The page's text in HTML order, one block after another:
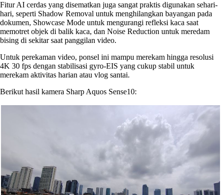
Fitur AI cerdas yang disematkan juga sangat praktis digunakan sehari-
hari, seperti Shadow Removal untuk menghilangkan bayangan pada
dokumen, Showcase Mode untuk mengurangi refleksi kaca saat
memotret objek di balik kaca, dan Noise Reduction untuk meredam
bising di sekitar saat panggilan video.
Untuk perekaman video, ponsel ini mampu merekam hingga resolusi
4K 30 fps dengan stabilisasi gyro-EIS yang cukup stabil untuk
merekam aktivitas harian atau vlog santai.
Berikut hasil kamera Sharp Aquos Sense10: